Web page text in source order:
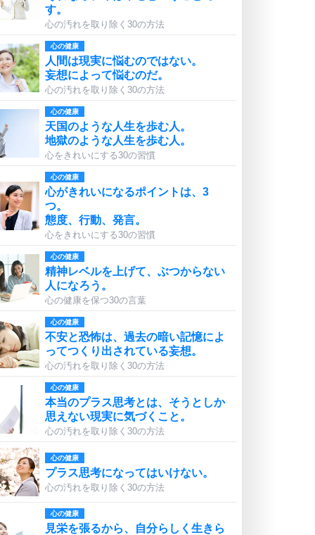
す。
心の汚れを取り除く30の方法
心の健康
人間は現実に悩むのではない。
妄想によって悩むのだ。
心の汚れを取り除く30の方法
心の健康
天国のような人生を歩む人。
地獄のような人生を歩む人。
心をきれいにする30の習慣
心の健康
心がきれいになるポイントは、3
つ。
態度、行動、発言。
心をきれいにする30の習慣
心の健康
精神レベルを上げて、ぶつからない
人になろう。
心の健康を保つ30の言葉
心の健康
不安と恐怖は、過去の暗い記憶によ
ってつくり出されている妄想。
心の汚れを取り除く30の方法
心の健康
本当のプラス思考とは、そうとしか
思えない現実に気づくこと。
心の汚れを取り除く30の方法
心の健康
プラス思考になってはいけない。
心の汚れを取り除く30の方法
心の健康
見栄を張るから、自分らしく生きら